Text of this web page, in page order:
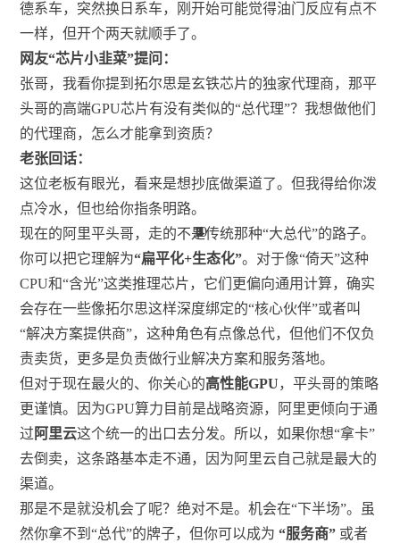
1
1
4
3
7
2
5
5
德系车，突然换日系车，刚开始可能觉得油门反应有点不
一样，但开个两天就顺手了。
网友“芯片小韭菜”提问：
张哥，我看你提到拓尔思是玄铁芯片的独家代理商，那平
头哥的高端GPU芯片有没有类似的“总代理”？我想做他们
的代理商，怎么才能拿到资质？
老张回话：
这位老板有眼光，看来是想抄底做渠道了。但我得给你泼
点冷水，但也给你指条明路。
现在的阿里平头哥，走的不是传统那种“大总代”的路子。
你可以把它理解为“扁平化+生态化”。对于像“倚天”这种
CPU和“含光”这类推理芯片，它们更偏向通用计算，确实
会存在一些像拓尔思这样深度绑定的“核心伙伴”或者叫
“解决方案提供商”，这种角色有点像总代，但他们不仅负
责卖货，更多是负责做行业解决方案和服务落地。
但对于现在最火的、你关心的高性能GPU，平头哥的策略
更谨慎。因为GPU算力目前是战略资源，阿里更倾向于通
过 阿里云这个统一的出口去分发。所以，如果你想“拿卡”
去倒卖，这条路基本走不通，因为阿里云自己就是最大的
渠道。
那是不是就没机会了呢？绝对不是。机会在“下半场”。虽
然你拿不到“总代”的牌子，但你可以成为“服务商” 或者
10